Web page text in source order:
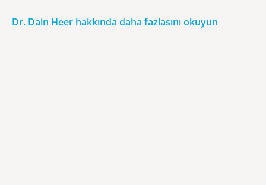
Dr. Dain Heer hakkında daha fazlasını okuyun